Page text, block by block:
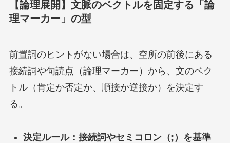
【論理展開】文脈のベクトルを固定する「論
理マーカー」の型
前置詞のヒントがない場合は、空所の前後にある
接続詞や句読点（論理マーカー）から、文のベク
トル（肯定か否定か、順接か逆接か）を決定す
る。
決定ルール：接続詞やセミコロン（;）を基準